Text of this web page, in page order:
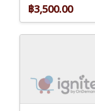
฿3,500.00